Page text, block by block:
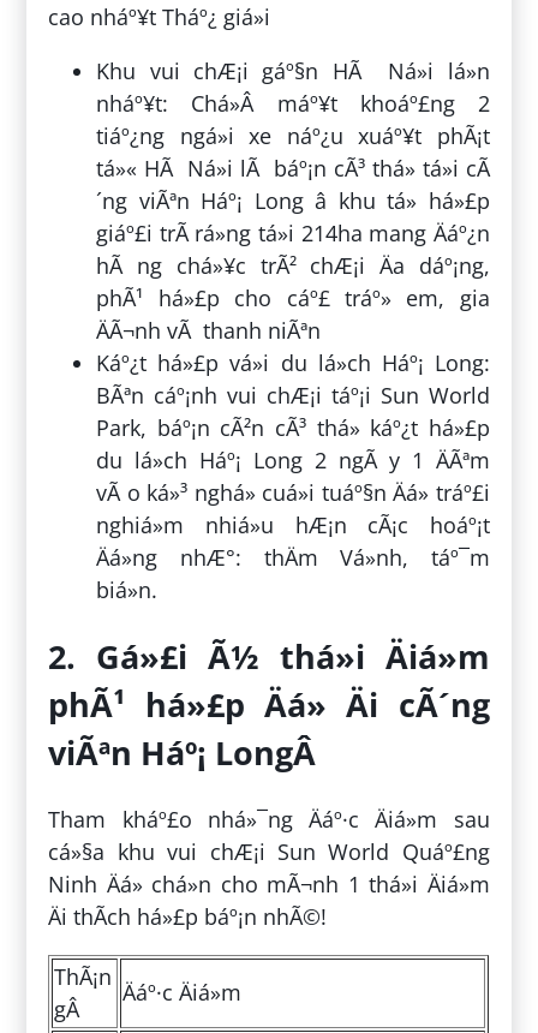
cao nháº¥t Tháº¿ giá»i
Khu vui chÆ¡i gáº§n HÃ Ná»i lá»n
nháº¥t: Chá»Â máº¥t khoáº£ng 2
tiáº¿ng ngá»i xe náº¿u xuáº¥t phÃ¡t
tá»« HÃ Ná»i lÃ báº¡n cÃ³ thá» tá»i cÃ
´ng viÃªn Háº¡ Long â khu tá» há»£p
giáº£i trÃ­ rá»ng tá»i 214ha mang Äáº¿n
hÃ ng chá»¥c trÃ² chÆ¡i Äa dáº¡ng,
phÃ¹ há»£p cho cáº£ tráº» em, gia
ÄÃ¬nh vÃ thanh niÃªn
Káº¿t há»£p vá»i du lá»ch Háº¡ Long:
BÃªn cáº¡nh vui chÆ¡i táº¡i Sun World
Park, báº¡n cÃ²n cÃ³ thá» káº¿t há»£p
du lá»ch Háº¡ Long 2 ngÃ y 1 ÄÃªm
vÃ o ká»³ nghá» cuá»i tuáº§n Äá» tráº£i
nghiá»m nhiá»u hÆ¡n cÃ¡c hoáº¡t
Äá»ng nhÆ°: thÄm Vá»nh, táº¯m
biá»n.
2. Gá»£i Ã½ thá»i Äiá»m
phÃ¹ há»£p Äá» Äi cÃ´ng
viÃªn Háº¡ LongÂ
Tham kháº£o nhá»¯ng Äáº·c Äiá»m sau
cá»§a khu vui chÆ¡i Sun World Quáº£ng
Ninh Äá» chá»n cho mÃ¬nh 1 thá»i Äiá»m
Äi thÃ­ch há»£p báº¡n nhÃ©!
ThÃ¡n
gÂ
Äáº·c Äiá»m